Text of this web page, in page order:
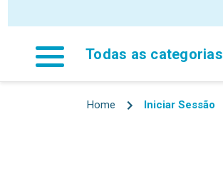
Todas as categorias
Home Iniciar Sessão